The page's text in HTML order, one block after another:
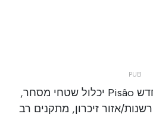
מעבר לדיור, הכפר החדש Pisão יכלול שטחי מסחר,
אזור זיכרון, מתקנים רב